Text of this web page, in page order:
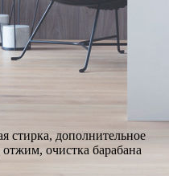
стирка, дополнительное
очистка барабана